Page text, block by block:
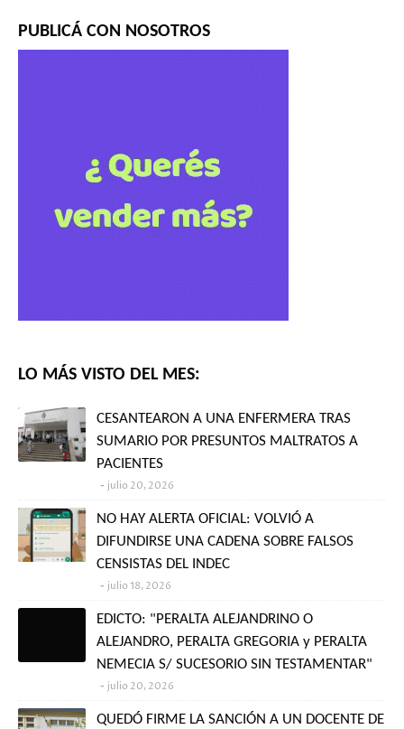
PUBLICÁ CON NOSOTROS
LO MÁS VISTO DEL MES:
CESANTEARON A UNA ENFERMERA TRAS
SUMARIO POR PRESUNTOS MALTRATOS A
PACIENTES
julio 20, 2026
NO HAY ALERTA OFICIAL: VOLVIÓ A
DIFUNDIRSE UNA CADENA SOBRE FALSOS
CENSISTAS DEL INDEC
julio 18, 2026
EDICTO: "PERALTA ALEJANDRINO O
ALEJANDRO, PERALTA GREGORIA y PERALTA
NEMECIA S/ SUCESORIO SIN TESTAMENTAR"
julio 20, 2026
QUEDÓ FIRME LA SANCIÓN A UN DOCENTE DE